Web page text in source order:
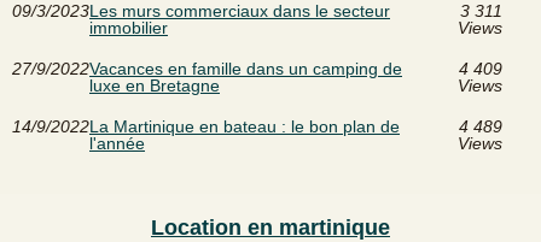
09/3/2023Les murs commerciaux dans le secteur
immobilier
3 311
Views
27/9/2022Vacances en famille dans un camping de
luxe en Bretagne
4 409
Views
14/9/2022La Martinique en bateau : le bon plan de
l'année
4 489
Views
Location en martinique